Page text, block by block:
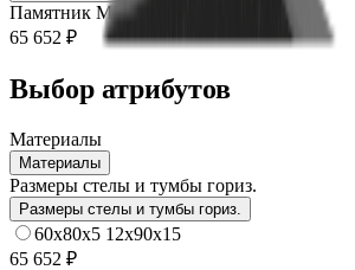
Памятник ММ2275
65 652 ₽
Выбор атрибутов
Материалы
Материалы
Размеры стелы и тумбы гориз.
Размеры стелы и тумбы гориз.
60x80x5 12x90x15
65 652 ₽